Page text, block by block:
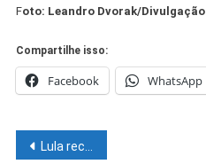
Foto: Leandro Dvorak/Divulgação
Compartilhe isso:
Facebook WhatsApp
Navegação
Lula reclama do tempo gasto para fazer articulações política